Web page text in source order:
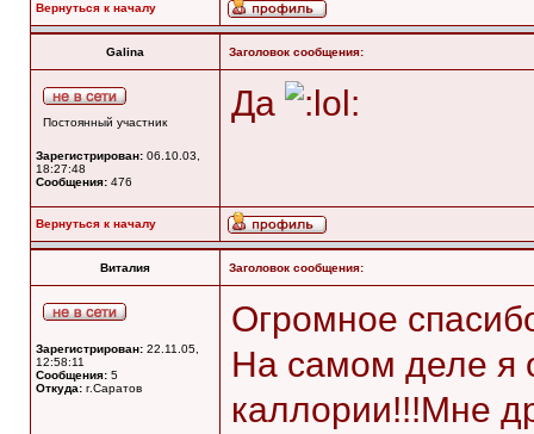
Вернуться к началу
Galina Заголовок сообщения:
Постоянный участник
Зарегистрирован: 06.10.03,
18:27:48
Сообщения: 476
Да
Вернуться к началу
Виталия Заголовок сообщения:
Зарегистрирован: 22.11.05,
12:58:11
Сообщения: 5
Откуда: г.Саратов
Огромное
На самом деле я
каллории!!!Мне